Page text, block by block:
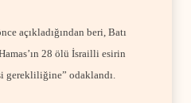
açıkladığından beri, Batı
28 ölü İsrailli esirin
gerekliliğine” odaklandı.